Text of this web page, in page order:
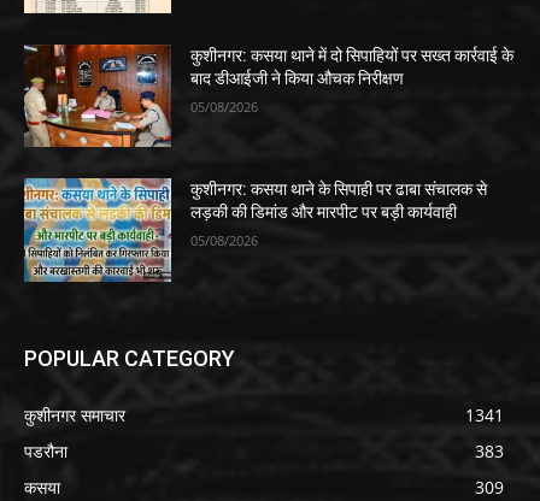
कुशीनगर: कसया थाने में दो सिपाहियों पर सख्त कार्रवाई के
बाद डीआईजी ने किया औचक निरीक्षण
05/08/2026
कुशीनगर: कसया थाने के सिपाही पर ढाबा संचालक से
लड़की की डिमांड और मारपीट पर बड़ी कार्यवाही
05/08/2026
POPULAR CATEGORY
कुशीनगर समाचार
1341
पडरौना
383
कसया
309